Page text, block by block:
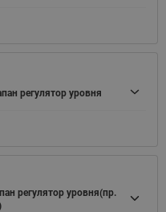
регулятор уровня
регулятор уровня(пр.